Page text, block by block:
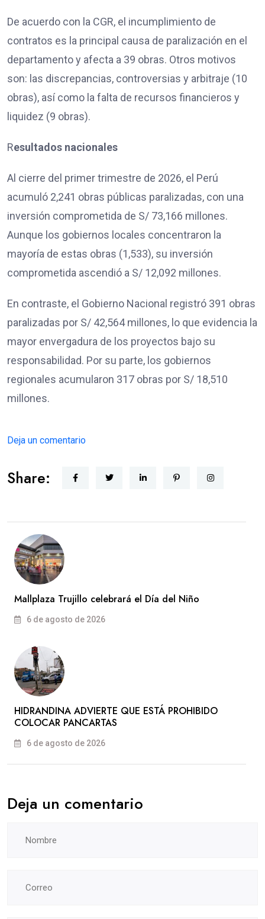
De acuerdo con la CGR, el incumplimiento de
contratos es la principal causa de paralización en el
departamento y afecta a 39 obras. Otros motivos
son: las discrepancias, controversias y arbitraje (10
obras), así como la falta de recursos financieros y
liquidez (9 obras).
Resultados nacionales
Al cierre del primer trimestre de 2026, el Perú
acumuló 2,241 obras públicas paralizadas, con una
inversión comprometida de S/ 73,166 millones.
Aunque los gobiernos locales concentraron la
mayoría de estas obras (1,533), su inversión
comprometida ascendió a S/ 12,092 millones.
En contraste, el Gobierno Nacional registró 391 obras
paralizadas por S/ 42,564 millones, lo que evidencia la
mayor envergadura de los proyectos bajo su
responsabilidad. Por su parte, los gobiernos
regionales acumularon 317 obras por S/ 18,510
millones.
Deja un comentario
Share:
Mallplaza Trujillo celebrará el Día del Niño
6 de agosto de 2026
HIDRANDINA ADVIERTE QUE ESTÁ PROHIBIDO
COLOCAR PANCARTAS
6 de agosto de 2026
Deja un comentario